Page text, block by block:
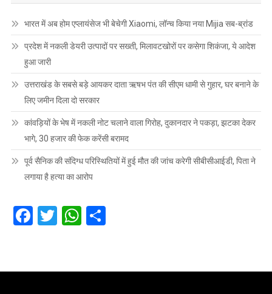
भारत में अब होम एप्लायंसेज भी बेचेगी Xiaomi, लॉन्च किया नया Mijia सब-ब्रांड
प्रदेश में नकली डेयरी उत्पादों पर सख्ती, मिलावटखोरों पर कसेगा शिकंजा, ये आदेश
हुआ जारी
उत्तराखंड के सबसे बड़े आयकर दाता ऋषभ पंत की सीएम धामी से गुहार, घर बनाने के
लिए जमीन दिला दो सरकार
कांवड़ियों के भेष में नकली नोट चलाने वाला गिरोह, दुकानदार ने पकड़ा, झटका देकर
भागे, 30 हजार की फेक करेंसी बरामद
पूर्व सैनिक की संदिग्ध परिस्थितियों में हुई मौत की जांच करेगी सीबीसीआईडी, पिता ने
लगाया है हत्या का आरोप
Facebook
TwitterWhatsApp